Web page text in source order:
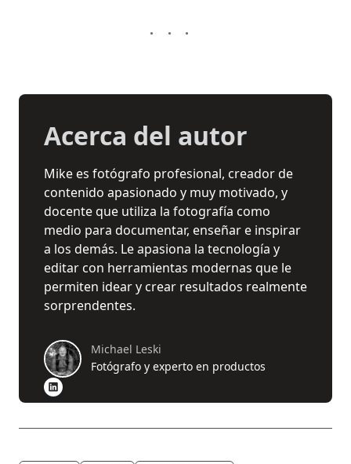
Acerca del autor
Mike es fotógrafo profesional, creador de
contenido apasionado y muy motivado, y
docente que utiliza la fotografía como
medio para documentar, enseñar e inspirar
a los demás. Le apasiona la tecnología y
editar con herramientas modernas que le
permiten idear y crear resultados realmente
sorprendentes.
Michael Leski
Fotógrafo y experto en productos